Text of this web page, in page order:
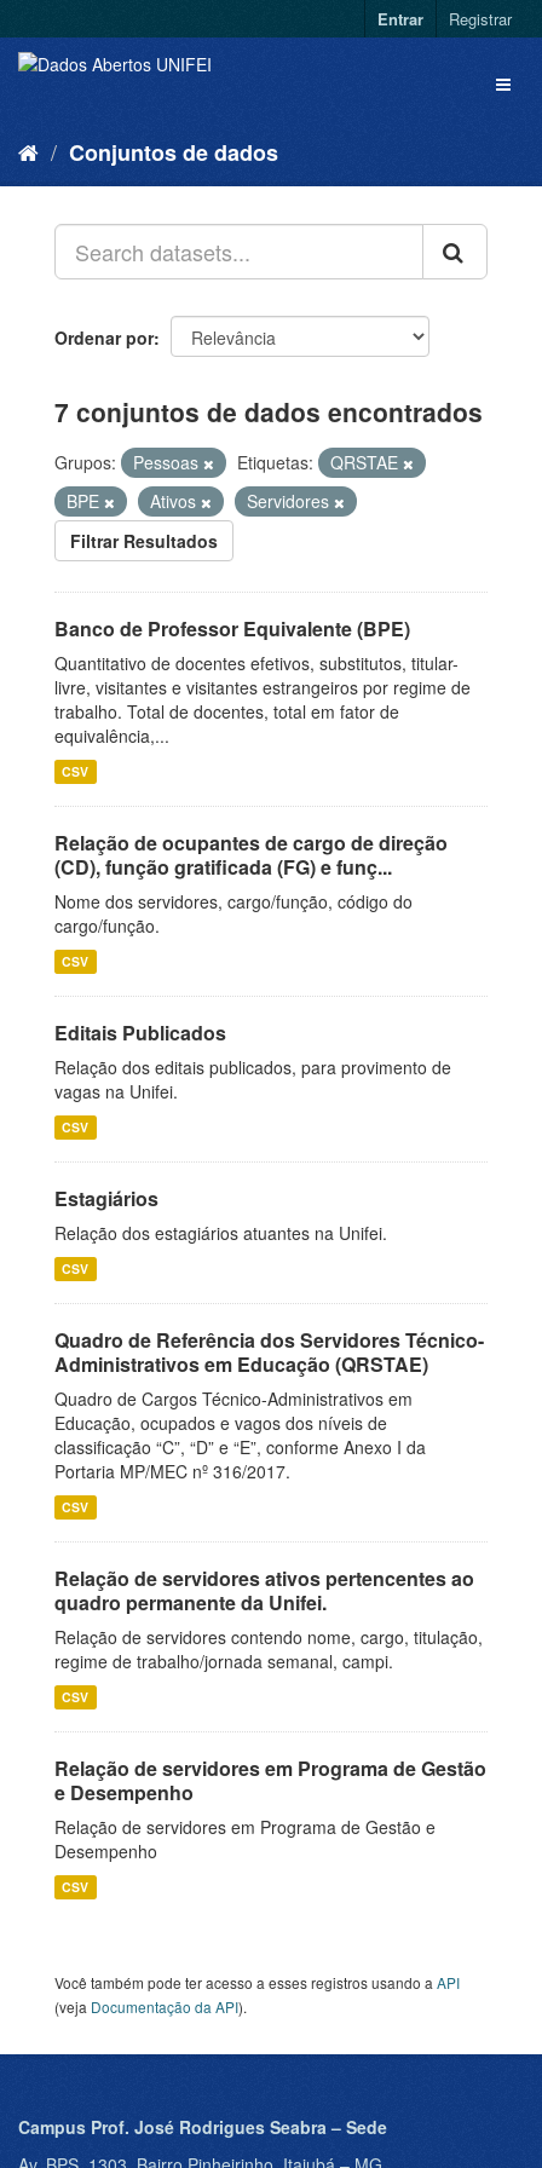
Entrar Registrar
Conjuntos de dados
Ordenar por
7 conjuntos de dados encontrados
Grupos: Pessoas Etiquetas:
QRSTAE
BPE
Ativos
Servidores
Filtrar Resultados
Banco de Professor Equivalente (BPE)
Quantitativo de docentes efetivos, substitutos, titular-
livre, visitantes e visitantes estrangeiros por regime de
trabalho. Total de docentes, total em fator de
equivalência,...
CSV
Relação de ocupantes de cargo de direção
(CD), função gratificada (FG) e funç...
Nome dos servidores, cargo/função, código do
cargo/função.
CSV
Editais Publicados
Relação dos editais publicados, para provimento de
vagas na Unifei.
CSV
Estagiários
Relação dos estagiários atuantes na Unifei.
CSV
Quadro de Referência dos Servidores Técnico-
Administrativos em Educação (QRSTAE)
Quadro de Cargos Técnico-Administrativos em
Educação, ocupados e vagos dos níveis de
classificação “C”, “D” e “E”, conforme Anexo I da
Portaria MP/MEC nº 316/2017.
CSV
Relação de servidores ativos pertencentes ao
quadro permanente da Unifei.
Relação de servidores contendo nome, cargo, titulação,
regime de trabalho/jornada semanal, campi.
CSV
Relação de servidores em Programa de Gestão
e Desempenho
Relação de servidores em Programa de Gestão e
Desempenho
CSV
Você também pode ter acesso a esses registros usando a API
(veja Documentação da API).
Campus Prof. José Rodrigues Seabra – Sede